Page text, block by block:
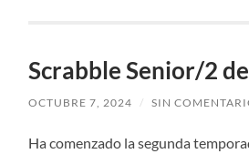
Scrabble Senior/2
OCTUBRE 7, 2024 / SIN
Ha comenzado la segunda